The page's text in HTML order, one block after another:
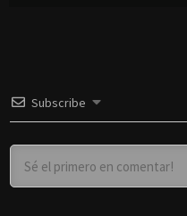
Subscribe